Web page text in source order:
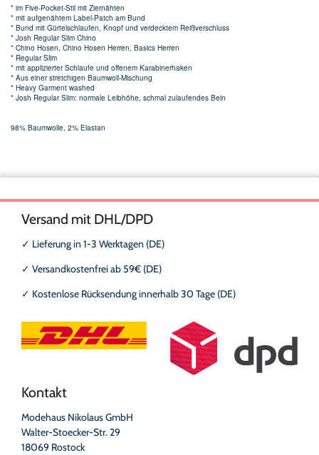
* im Five-Pocket-Stil mit Ziernähten
* mit aufgenähtem Label-Patch am Bund
* Bund mit Gürtelschlaufen, Knopf und verdecktem Reißverschluss
* Josh Regular Slim Chino
* Chino Hosen, Chino Hosen Herren, Basics Herren
* Regular Slim
* mit applizierter Schlaufe und offenem Karabinerhaken
* Aus einer stretchigen Baumwoll-Mischung
* Heavy Garment washed
* Josh Regular Slim: normale Leibhöhe, schmal zulaufendes Bein
98% Baumwolle, 2% Elastan
Versand mit DHL/DPD
✓ Lieferung in 1-3 Werktagen (DE)
✓ Versandkostenfrei ab 59€ (DE)
✓ Kostenlose Rücksendung innerhalb 30 Tage (DE)
Kontakt
Modehaus Nikolaus GmbH
Walter-Stoecker-Str. 29
18069 Rostock